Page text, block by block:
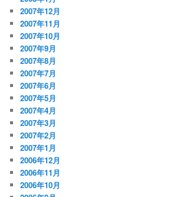
2007年12月
2007年11月
2007年10月
2007年9月
2007年8月
2007年7月
2007年6月
2007年5月
2007年4月
2007年3月
2007年2月
2007年1月
2006年12月
2006年11月
2006年10月